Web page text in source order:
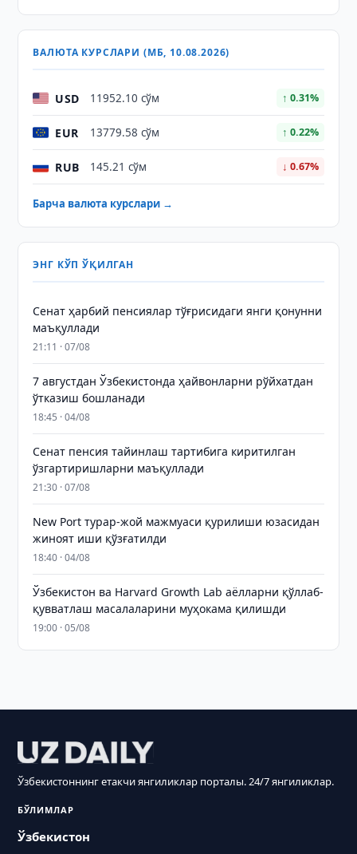
ВАЛЮТА КУРСЛАРИ (МБ, 10.08.2026)
USD 11952.10 сўм ↑ 0.31%
EUR 13779.58 сўм ↑ 0.22%
RUB 145.21 сўм ↓ 0.67%
Барча валюта курслари →
ЭНГ КЎП ЎҚИЛГАН
Сенат ҳарбий пенсиялар тўғрисидаги янги қонунни
маъқуллади
21:11 · 07/08
7 августдан Ўзбекистонда ҳайвонларни рўйхатдан
ўтказиш бошланади
18:45 · 04/08
Сенат пенсия тайинлаш тартибига киритилган
ўзгартиришларни маъқуллади
21:30 · 07/08
New Port турар-жой мажмуаси қурилиши юзасидан
жиноят иши қўзғатилди
18:40 · 04/08
Ўзбекистон ва Harvard Growth Lab аёлларни қўллаб-
қувватлаш масалаларини муҳокама қилишди
19:00 · 05/08
Ўзбекистоннинг етакчи янгиликлар порталы. 24/7 янгиликлар.
БЎЛИМЛАР
Ўзбекистон